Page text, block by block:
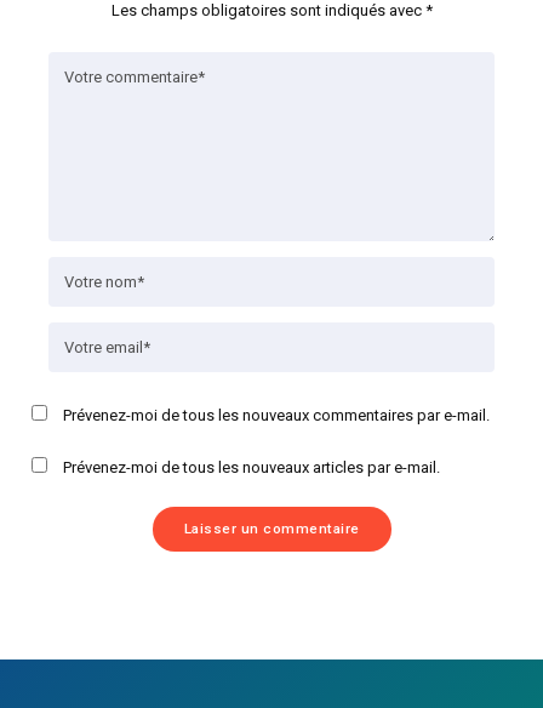
Les champs obligatoires sont indiqués avec *
Prévenez-moi de tous les nouveaux commentaires par e-mail.
Prévenez-moi de tous les nouveaux articles par e-mail.